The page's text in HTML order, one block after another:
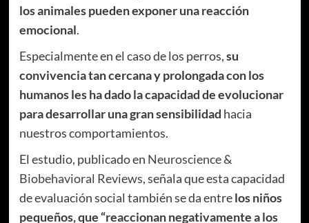
los animales pueden exponer una reacción
emocional.
Especialmente en el caso de los perros,su
convivencia tan cercana y prolongada con los
humanos les ha dado la capacidad de evolucionar
para desarrollar una gran sensibilidad hacia
nuestros comportamientos.
El estudio, publicado en Neuroscience &
Biobehavioral Reviews, señala que esta capacidad
de evaluación social también se da entrelos niños
pequeños, que “reaccionan negativamente a los